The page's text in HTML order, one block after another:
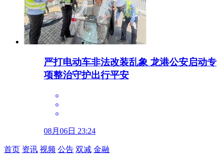
严打电动车非法改装乱象 龙港公安启动专
项整治守护出行平安
08月06日 23:24
首页 资讯 视频 公告 双减 金融